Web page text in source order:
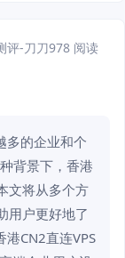
评-刀刀978 阅读
多的企业和个
背景下，香港
文将从多个方
用户更好地了
CN2直连VPS